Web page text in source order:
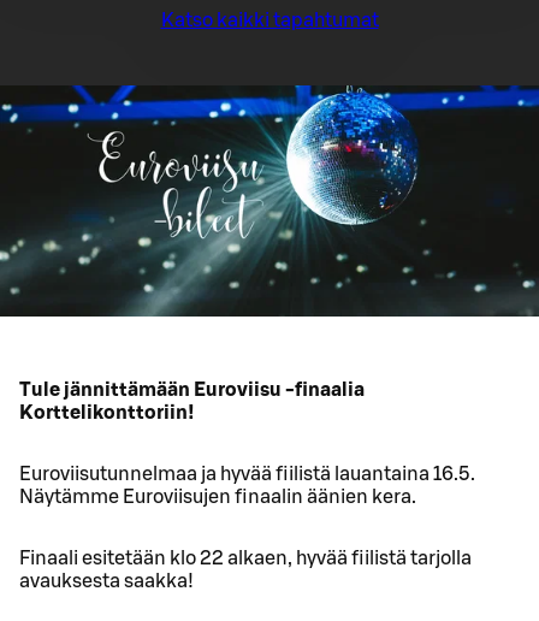
Katso kaikki tapahtumat
Tule jännittämään Euroviisu -finaalia
Korttelikonttoriin!
Euroviisutunnelmaa ja hyvää fiilistä lauantaina 16.5.
Näytämme Euroviisujen finaalin äänien kera.
Finaali esitetään klo 22 alkaen, hyvää fiilistä tarjolla
avauksesta saakka!